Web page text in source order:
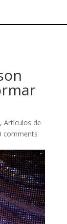
, Artículos de
comments